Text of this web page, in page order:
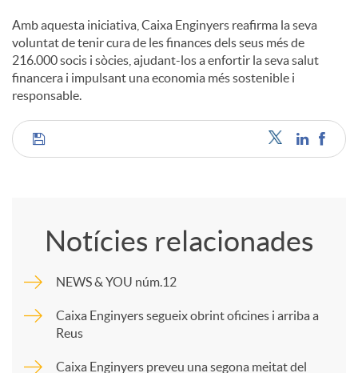
Amb aquesta iniciativa, Caixa Enginyers reafirma la seva
voluntat de tenir cura de les finances dels seus més de
216.000 socis i sòcies, ajudant-los a enfortir la seva salut
financera i impulsant una economia més sostenible i
responsable.
C
m
p
Notícies relacionades
NEWS & YOU núm.12
Caixa Enginyers segueix obrint oficines i arriba a
Reus
Caixa Enginyers preveu una segona meitat del